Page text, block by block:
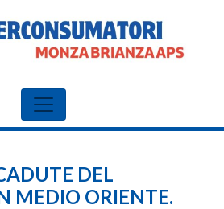
DEL
MEDIO ORIENTE.